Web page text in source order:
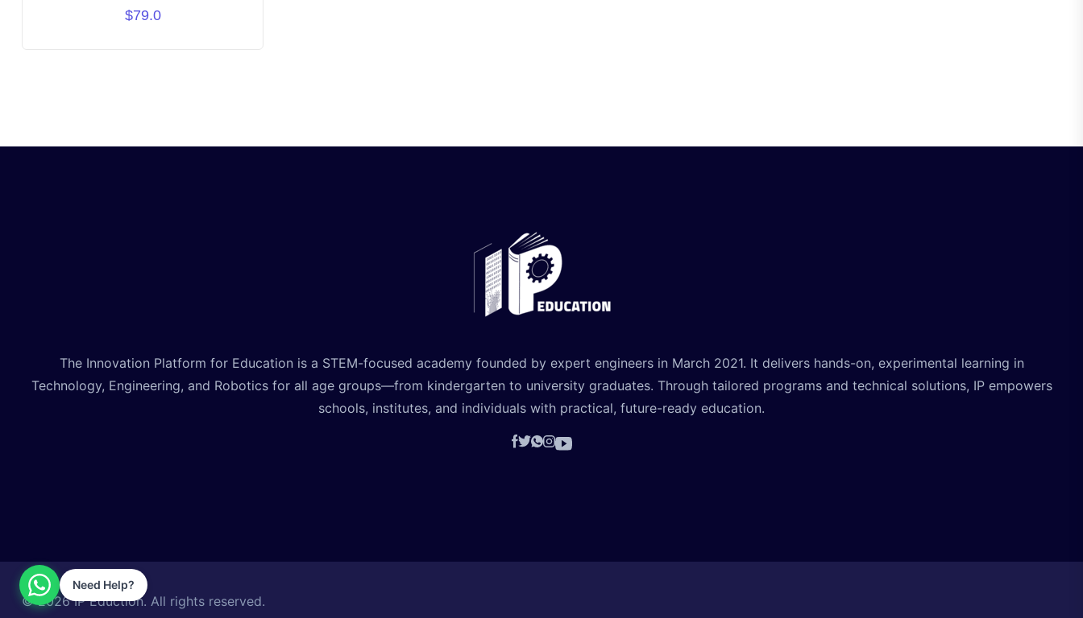
$79.0
The Innovation Platform for Education is a STEM-focused academy founded by expert engineers in March 2021. It delivers hands-on, experimental learning in
Technology, Engineering, and Robotics for all age groups—from kindergarten to university graduates. Through tailored programs and technical solutions, IP empowers
schools, institutes, and individuals with practical, future-ready education.
© 2026 IP Eduction. All rights reserved.
Need Help?